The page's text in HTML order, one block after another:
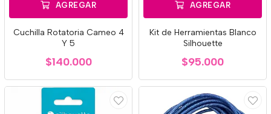
AGREGAR
Cuchilla Rotatoria Cameo 4
Y 5
$140.000
AGREGAR
Kit de Herramientas Blanco
Silhouette
$95.000